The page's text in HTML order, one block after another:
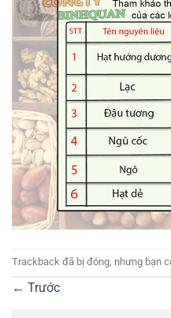
Trackback đã bị đóng, nhưng bạn
← Trước